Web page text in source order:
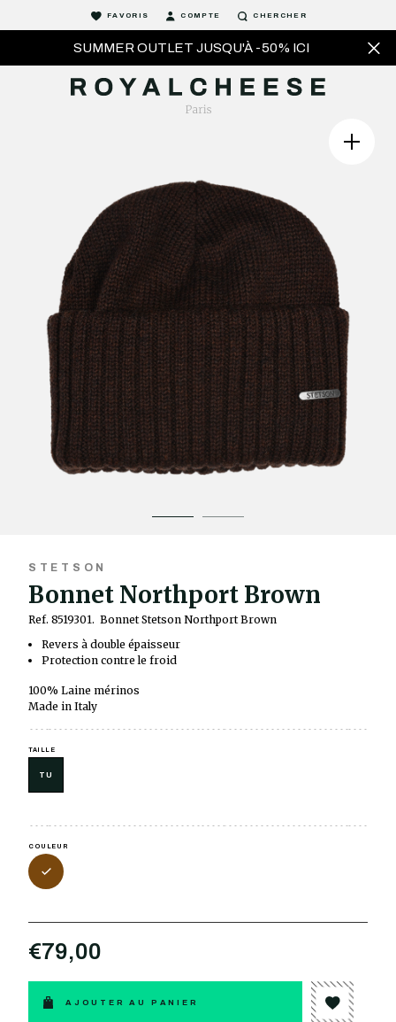
SUMMER OUTLET JUSQU'À -50% ICI
FAVORIS COMPTE CHERCHER
STETSON
Bonnet Northport Brown
Ref. 8519301. Bonnet Stetson Northport Brown
Revers à double épaisseur
Protection contre le froid
100% Laine mérinos
Made in Italy
TAILLE
TU
COULEUR
€79,00
AJOUTER AU PANIER